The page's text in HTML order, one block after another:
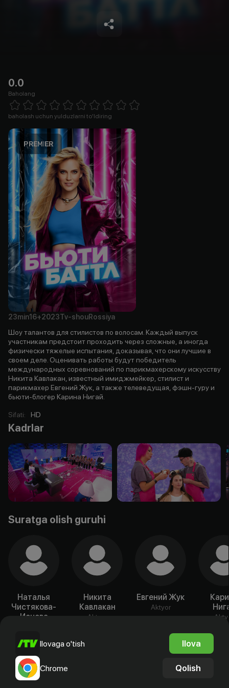
0.0
Baholang
1 Star 2 Stars 3 Stars 4 Stars5 Stars 6 Stars7 Stars8 Stars
baholash uchun yulduzlarni to'ldiring
23min16+2023Tv-shouRossiya
Шоу талантов для стилистов по волосам. Каждый выпуск
участникам предстоит проходить через сложные, а иногда
физически тяжелые испытания, доказывая, что они лучшие в
своем деле. Оценивать работы будут победитель
международных соревнований по парикмахерскому искусству
Никита Кавлакан, известный имиджмейкер, стилист и
парикмахер Евгений Жук, а также телеведущая, фэшн-гуру и
бьюти-блогер Карина Нигай.
Sifati: HD
Kadrlar
Suratga olish guruhi
Наталья
Чистякова-
Ионова
Никита
Кавлакан
Aktyor
Евгений Жук
Aktyor
Ilovaga o'tish Ilova
Chrome Qolish